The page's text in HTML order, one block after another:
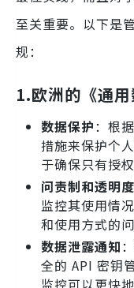
至关重要。以下是
规：
1.欧洲的《通用
数据保护：根
措施来保护个
于确保只有授
问责制和透明度
监控其使用情
和使用方式的
数据泄露通知
全的 API 密钥